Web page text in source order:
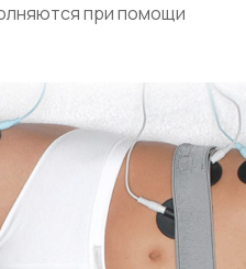
при помощи